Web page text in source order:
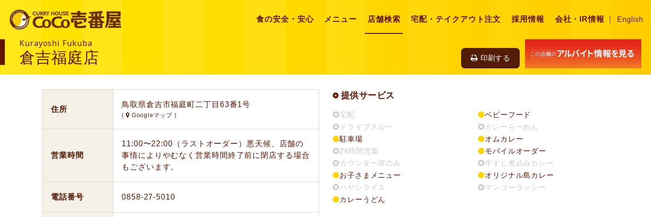
English
食の安全・安心 メニュー 店舗検索 宅配・テイクアウト注文 採用情報 会社・IR情報
印刷する
Kurayoshi Fukuba
倉吉福庭店
住所
鳥取県倉吉市福庭町二丁目63番1号
( Googleマップ )
営業時間
11:00〜22:00（ラストオーダー）悪天候、店舗の
事情によりやむなく営業時間終了前に閉店する場合
もございます。
電話番号 0858-27-5010
提供サービス
宅配
ドライブスルー
駐車場
24時間営業
カウンター席のみ
お子さまメニュー
ハヤシライス
カレーうどん
ベビーフード
カレーらーめん
オムカレー
モバイルオーダー
牛すじ煮込みカレー
オリジナル島カレー
マンゴーラッシー